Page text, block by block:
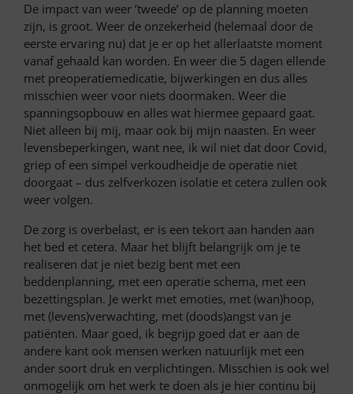
De impact van weer ’tweede’ op de planning moeten
zijn, is groot. Weer de onzekerheid (helemaal door de
eerste ervaring nu) dat je er op het allerlaatste moment
vanaf gehaald kan worden. En weer die 5 dagen ellende
met preoperatiemedicatie, bijwerkingen en dus alles
misschien weer voor niets doormaken. Weer die
spanningsopbouw en alles wat hiermee gepaard gaat.
Niet alleen bij mij, maar ook bij mijn naasten. En weer
levensbeperkingen, want nee, ik wil niet dat door Covid,
griep of een simpel verkoudheidje de operatie niet
doorgaat – dus zelfverkozen isolatie et cetera zullen ook
weer volgen.
De zorg is overbelast, er is een tekort aan handen aan
het bed et cetera. Maar het blijft belangrijk om je te
realiseren dat je niet bezig bent met een
beddenplanning, met een operatie schema, met een
bezettingsplan. Je werkt met emoties, met (wan)hoop,
met (levens)verwachting, met (doods)angst van je
patiënten. Maar goed, ik begrijp goed dat er aan de
andere kant ook mensen werken natuurlijk met een
ander soort druk en verplichtingen. Misschien is ook wel
onmogelijk om het werk te doen als je hier continu bij